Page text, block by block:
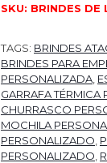
SKU: BRINDES DE
TAGS: BRINDES
BRINDES PARA
PERSONALIZADA
GARRAFA
CHURRASCO
MOCHILA
PERSONALIZADO
PERSONALIZADO